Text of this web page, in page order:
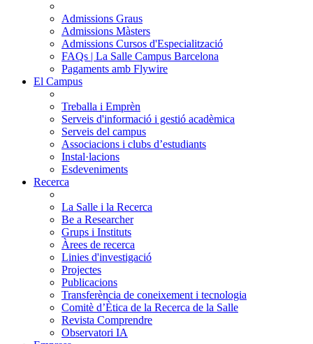
Admissions Graus
Admissions Màsters
Admissions Cursos d'Especialització
FAQs | La Salle Campus Barcelona
Pagaments amb Flywire
El Campus
Treballa i Emprèn
Serveis d'informació i gestió acadèmica
Serveis del campus
Associacions i clubs d’estudiants
Instal·lacions
Esdeveniments
Recerca
La Salle i la Recerca
Be a Researcher
Grups i Instituts
Àrees de recerca
Linies d'investigació
Projectes
Publicacions
Transferència de coneixement i tecnologia
Comitè d’Ètica de la Recerca de la Salle
Revista Comprendre
Observatori IA